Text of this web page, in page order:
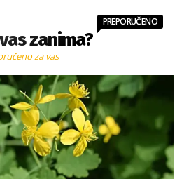
zanima?
PREPORUČENO
za vas